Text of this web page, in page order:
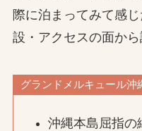
際に泊まってみて感
設・アクセスの面から
グランドメルキュール沖
沖縄本島屈指の